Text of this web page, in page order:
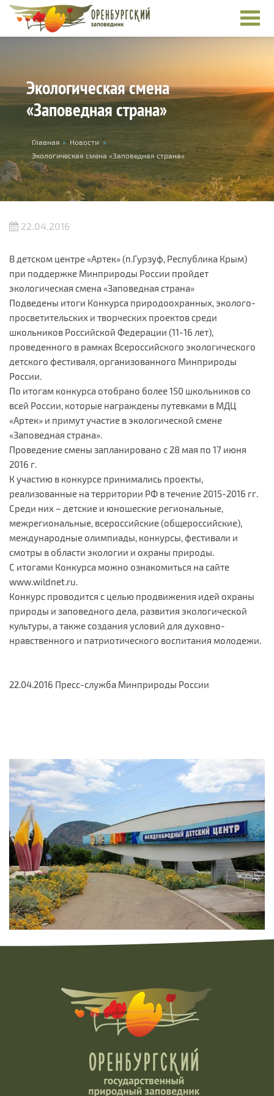
Перейти к основному содержанию
Экологическая смена
«Заповедная страна»
Вы здесь
Главная » Новости »
Экологическая смена «Заповедная страна»
22.04.2016
В детском центре «Артек» (п.Гурзуф, Республика Крым)
при поддержке Минприроды России пройдет
экологическая смена «Заповедная страна»
Подведены итоги Конкурса природоохранных, эколого-
просветительских и творческих проектов среди
школьников Российской Федерации (11-16 лет),
проведенного в рамках Всероссийского экологического
детского фестиваля, организованного Минприроды
России.
По итогам конкурса отобрано более 150 школьников со
всей России, которые награждены путевками в МДЦ
«Артек» и примут участие в экологической смене
«Заповедная страна».
Проведение смены запланировано с 28 мая по 17 июня
2016 г.
К участию в конкурсе принимались проекты,
реализованные на территории РФ в течение 2015-2016 гг.
Среди них – детские и юношеские региональные,
межрегиональные, всероссийские (общероссийские),
международные олимпиады, конкурсы, фестивали и
смотры в области экологии и охраны природы.
С итогами Конкурса можно ознакомиться на сайте
www.wildnet.ru.
Конкурс проводится с целью продвижения идей охраны
природы и заповедного дела, развития экологической
культуры, а также создания условий для духовно-
нравственного и патриотического воспитания молодежи.
22.04.2016 Пресс-служба Минприроды России